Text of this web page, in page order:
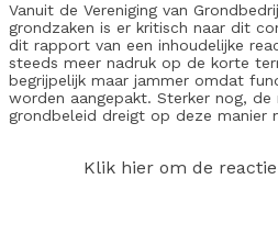
Vanuit de Vereniging van
grondzaken is er kritisch naar dit
dit rapport van een inhoudelijke
steeds meer nadruk op de korte
begrijpelijk maar jammer omdat
worden aangepakt. Sterker nog, de
grondbeleid dreigt op deze manier
Klik hier om de